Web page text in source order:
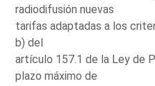
radiodifusión nuevas
tarifas adaptadas a los
b) del
artículo 157.1 de la Ley de
plazo máximo de